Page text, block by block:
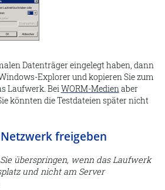
Datenträger eingelegt haben, dann
Explorer und kopieren Sie zum
Laufwerk. Bei WORM-Medien aber
könnten die Testdateien später nicht
freigeben
überspringen, wenn das Laufwerk
und nicht am Server